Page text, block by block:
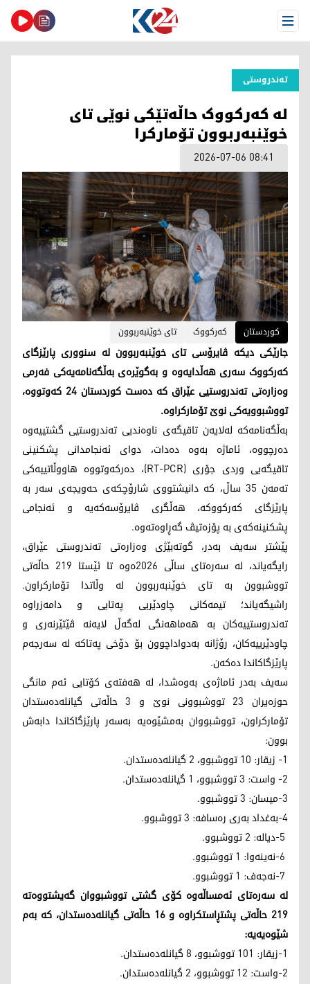
Open Menu
تەندروستی
لە کەرکووک حاڵەتێکی نوێی تای
خوێنبەربوون تۆمارکرا
2026-07-06 08:41
کوردستان کەرکووک تای خوێنبەربوون
جارێکی دیکە ڤایرۆسی تای خوێنبەربوون لە سنووری پارێزگای
کەرکووک سەری هەڵدایەوە و بەگوێرەی بەڵگەنامەیەکی فەرمی
وەزارەتی تەندروستیی عێراق کە دەست کوردستان 24 کەوتووە،
تووشبوویەکی نوێ تۆمارکراوە.
بەڵگەنامەکە لەلایەن تاقیگەی ناوەندیی تەندروستیی گشتییەوە
دەرچووە، ئاماژە بەوە دەدات، دوای ئەنجامدانی پشکنینی
تاقیگەیی وردی جۆری (RT-PCR)، دەرکەوتووە هاووڵاتییەکی
تەمەن 35 ساڵ، کە دانیشتووی شارۆچکەی حەویجەی سەر بە
پارێزگای کەرکووکە، هەڵگری ڤایرۆسەکەیە و ئەنجامی
پشکنینەکەی بە پۆزەتیڤ گەڕاوەتەوە.
پێشتر سەیف بەدر، گوتەبێژی وەزارەتی تەندروستی عێراق،
رایگەیاند، لە سەرەتای ساڵی 2026ەوە تا ئێستا 219 حاڵەتی
تووشبوون بە تای خوێنبەربوون لە وڵاتدا تۆمارکراون.
راشیگەیاند؛ تیمەکانی چاودێریی پەتایی و دامەزراوە
تەندروستییەکان بە هەماهەنگی لەگەڵ لایەنە ڤێتێرنەری و
چاودێرییەکان، رۆژانە بەدواداچوون بۆ دۆخی پەتاکە لە سەرجەم
پارێزگاکاندا دەکەن.
سەیف بەدر ئاماژەی بەوەشدا، لە هەفتەی کۆتایی ئەم مانگی
حوزەیران 23 تووشبوونی نوێ و 3 حاڵەتی گیانلەدەستدان
تۆمارکراون، تووشبووان بەمشێوەیە بەسەر پارێزگاکاندا دابەش
بوون:
1- زیقار: 10 تووشبوو، 2 گیانلەدەستدان.
2- واست: 3 تووشبوو، 1 گیانلەدەستدان.
3-میسان: 3 تووشبوو.
4-بەغداد بەری رەسافە: 3 تووشبوو.
لە سەرەتای ئەمساڵەوە کۆی گشتی تووشبووان گەیشتووەتە
219 حاڵەتی پشتڕاستکراوە و 16 حاڵەتی گیانلەدەستدان، کە بەم
شێوەیەیە:
1-زیقار: 101 تووشبوو، 8 گیانلەدەستدان.
2-واست: 12 تووشبوو، 2 گیانلەدەستدان.